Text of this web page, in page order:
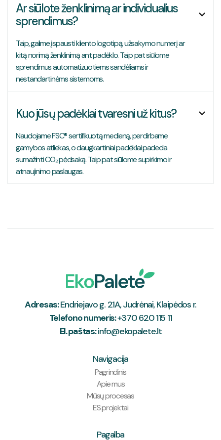
Ar siūlote ženklinimą ar individualius
sprendimus?

Taip, galime įspausti kliento logotipą, užsakymo numerį ar
kitą norimą ženklinimą ant padėklo. Taip pat siūlome
sprendimus automatizuotiems sandėliams ir
nestandartinėms sistemoms.
Kuo jūsų padėklai tvaresni už kitus? 
Naudojame FSC® sertifikuotą medieną, perdirbame
gamybos atliekas, o daugkartiniai padėklai padeda
sumažinti CO₂ pėdsaką. Taip pat siūlome supirkimo ir
atnaujinimo paslaugas.
Adresas:Endriejavo g. 21A, Judrėnai, Klaipėdos r.
Telefono numeris:+370 620 115 11
El. paštas:info@ekopalete.lt
Navigacija
Pagrindinis
Apie mus
Mūsų procesas
ES projektai
Pagalba